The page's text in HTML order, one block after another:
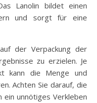
Lanolin bildet einen
und sorgt für eine
der Verpackung der
zu erzielen. Je
kann die Menge und
Achten Sie darauf, die
ein unnötiges Verkleben